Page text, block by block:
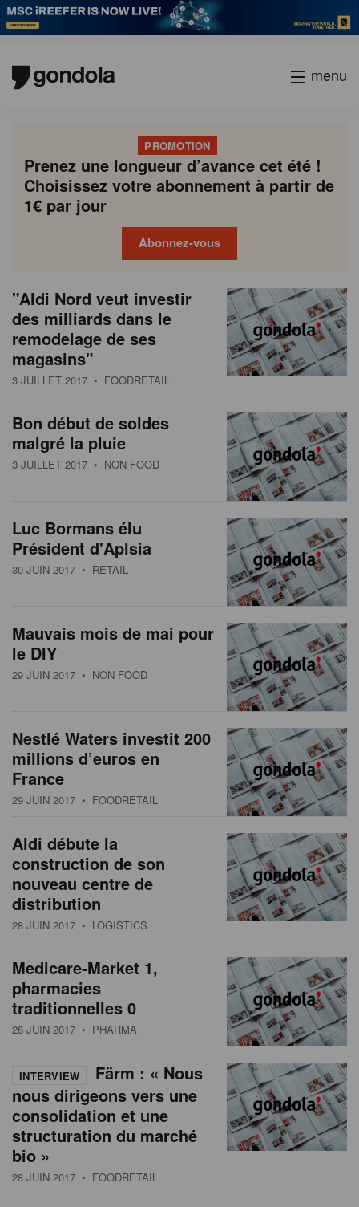
menu
PROMOTION
Prenez une longueur d’avance cet été !
Choisissez votre abonnement à partir de
1€ par jour
Abonnez-vous
N
e
w
s
"Aldi Nord veut investir
des milliards dans le
remodelage de ses
magasins"
3 JUILLET 2017 • FOODRETAIL
Bon début de soldes
malgré la pluie
3 JUILLET 2017 • NON FOOD
Luc Bormans élu
Président d'Aplsia
30 JUIN 2017 • RETAIL
Mauvais mois de mai pour
le DIY
29 JUIN 2017 • NON FOOD
Nestlé Waters investit 200
millions d’euros en
France
29 JUIN 2017 • FOODRETAIL
Aldi débute la
construction de son
nouveau centre de
distribution
28 JUIN 2017 • LOGISTICS
Medicare-Market 1,
pharmacies
traditionnelles 0
28 JUIN 2017 • PHARMA
INTERVIEW
Färm : « Nous
nous dirigeons vers une
consolidation et une
structuration du marché
bio »
28 JUIN 2017 • FOODRETAIL
P
a
g
i
n
t
i
o
Previous
page
Page
Page
Page
Page
Current
page
Page
Page
Page
Page
Next
page
academy
society